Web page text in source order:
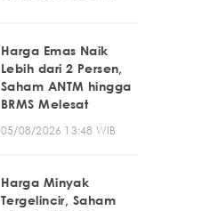
Harga Emas Naik
Lebih dari 2 Persen,
Saham ANTM hingga
BRMS Melesat
05/08/2026 13:48 WIB
Harga Minyak
Tergelincir, Saham